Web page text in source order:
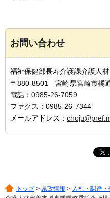
お問い合わせ
福祉保健部長寿介護課介護人
〒880-8501 宮崎県宮崎市橘
電話： 0985-26-7059
ファクス：0985-26-7344
メールアドレス：
トップ> 県政情報 > 入札・調達・